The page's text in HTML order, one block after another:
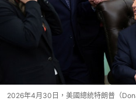
2026年4月30日，美國總統特朗普（